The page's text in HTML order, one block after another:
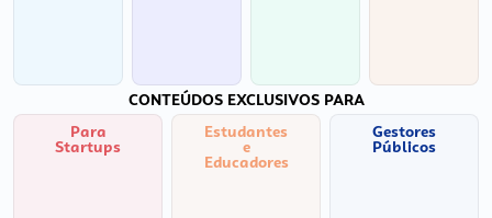
CONTEÚDOS EXCLUSIVOS PARA
Para
Startups
Estudantes
e
Educadores
Gestores
Públicos